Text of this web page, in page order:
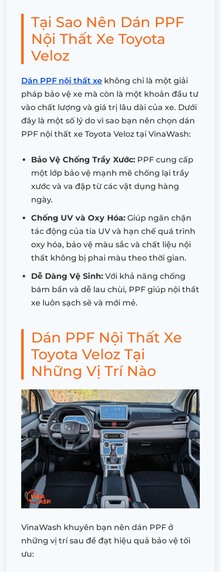
Tại Sao Nên Dán PPF
Nội Thất Xe Toyota
Veloz
Dán PPF nội thất xe không chỉ là một giải
pháp bảo vệ xe mà còn là một khoản đầu tư
vào chất lượng và giá trị lâu dài của xe. Dưới
đây là một số lý do vì sao bạn nên chọn dán
PPF nội thất xe Toyota Veloz tại VinaWash:
Bảo Vệ Chống Trầy Xước: PPF cung cấp
một lớp bảo vệ mạnh mẽ chống lại trầy
xước và va đập từ các vật dụng hàng
ngày.
Chống UV và Oxy Hóa: Giúp ngăn chặn
tác động của tia UV và hạn chế quá trình
oxy hóa, bảo vệ màu sắc và chất liệu nội
thất không bị phai màu theo thời gian.
Dễ Dàng Vệ Sinh: Với khả năng chống
bám bẩn và dễ lau chùi, PPF giúp nội thất
xe luôn sạch sẽ và mới mẻ.
Dán PPF Nội Thất Xe
Toyota Veloz Tại
Những Vị Trí Nào
VinaWash khuyên bạn nên dán PPF ở
những vị trí sau để đạt hiệu quả bảo vệ tối
ưu: